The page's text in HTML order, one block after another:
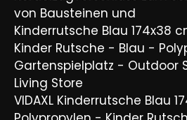
von Bausteinen und
Kinderrutsche Blau 174x38
Kinder Rutsche - Blau -
Gartenspielplatz - Outdoor
Living Store
VIDAXL Kinderrutsche Blau